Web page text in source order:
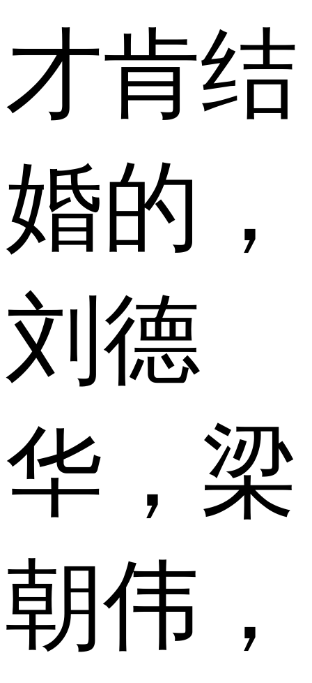
才肯结
婚的，
刘德
华，梁
朝伟，